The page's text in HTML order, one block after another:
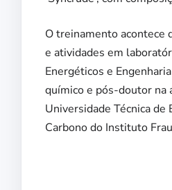
O treinamento acontece
e atividades em
Energéticos e
químico e pós-doutor na
Universidade Técnica
Carbono do Instituto